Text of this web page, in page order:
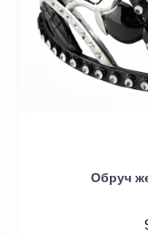
Обруч